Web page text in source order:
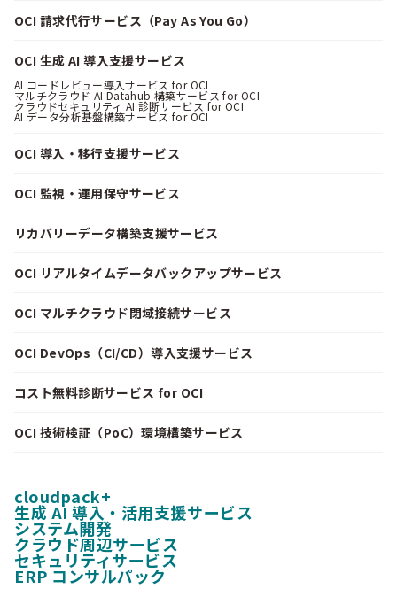
OCI 請求代行サービス（Pay As You Go）
OCI 生成 AI 導入支援サービス
AI コードレビュー導入サービス for OCI
マルチクラウド AI Datahub 構築サービス for OCI
クラウドセキュリティ AI 診断サービス for OCI
AI データ分析基盤構築サービス for OCI
OCI 導入・移行支援サービス
OCI 監視・運用保守サービス
リカバリーデータ構築支援サービス
OCI リアルタイムデータバックアップサービス
OCI マルチクラウド閉域接続サービス
OCI DevOps（CI/CD）導入支援サービス
コスト無料診断サービス for OCI
OCI 技術検証（PoC）環境構築サービス
cloudpack+
生成 AI 導入・活用支援サービス
システム開発
クラウド周辺サービス
セキュリティサービス
ERP コンサルパック